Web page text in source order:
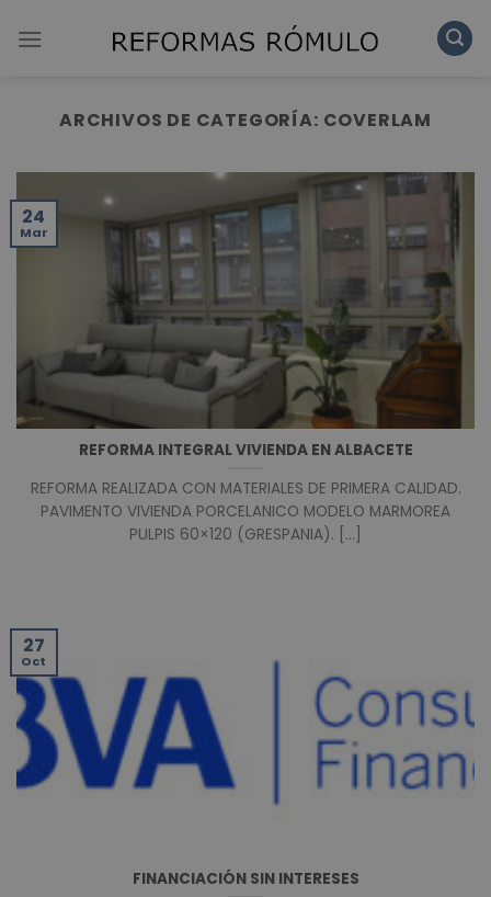
ARCHIVOS DE CATEGORÍA: COVERLAM
REFORMA INTEGRAL VIVIENDA EN ALBACETE
REFORMA REALIZADA CON MATERIALES DE PRIMERA CALIDAD.
PAVIMENTO VIVIENDA PORCELANICO MODELO MARMOREA
PULPIS 60×120 (GRESPANIA). [...]
24
Mar
FINANCIACIÓN SIN INTERESES
27
Oct